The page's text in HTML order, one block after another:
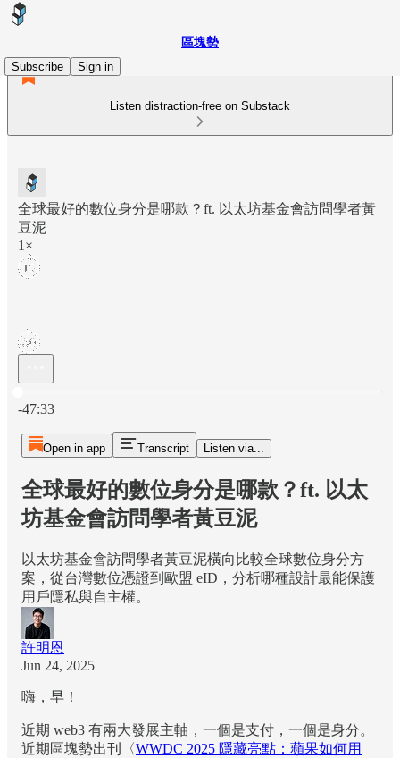
區塊勢
Subscribe
Sign in
Listen distraction-free on Substack
全球最好的數位身分是哪款？ft. 以太坊基金會訪問學者黃
豆泥
1×
-47:33
Open in app Transcript Listen via...
全球最好的數位身分是哪款？ft. 以太
坊基金會訪問學者黃豆泥
以太坊基金會訪問學者黃豆泥橫向比較全球數位身分方
案，從台灣數位憑證到歐盟 eID，分析哪種設計最能保護
用戶隱私與自主權。
許明恩
Jun 24, 2025
嗨，早！
近期 web3 有兩大發展主軸，一個是支付，一個是身分。
近期區塊勢出刊〈WWDC 2025 隱藏亮點：蘋果如何用